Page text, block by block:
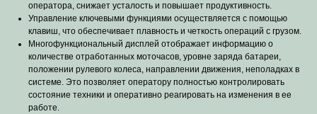
оператора, снижает усталость и повышает продуктивность.
Управление ключевыми функциями осуществляется с помощью
клавиш, что обеспечивает плавность и четкость операций с грузом.
Многофункциональный дисплей отображает информацию о
количестве отработанных моточасов, уровне заряда батареи,
положении рулевого колеса, направлении движения, неполадках в
системе. Это позволяет оператору полностью контролировать
состояние техники и оперативно реагировать на изменения в ее
работе.